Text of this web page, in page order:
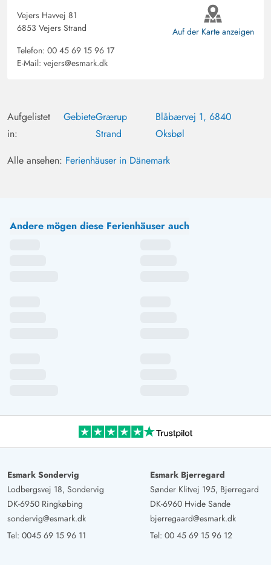
Vejers Havvej 81
6853 Vejers Strand
Telefon: 00 45 69 15 96 17
E-Mail: vejers@esmark.dk
Auf der Karte anzeigen
Aufgelistet
in:
GebieteGrærup
Strand
Blåbærvej 1, 6840
Oksbøl
Alle ansehen: Ferienhäuser in Dänemark
Andere mögen diese Ferienhäuser auch
Esmark Sondervig
Lodbergsvej 18, Sondervig
DK-6950 Ringkøbing
sondervig@esmark.dk
Tel: 0045 69 15 96 11
Esmark Bjerregard
Sønder Klitvej 195, Bjerregard
DK-6960 Hvide Sande
bjerregaard@esmark.dk
Tel: 00 45 69 15 96 12